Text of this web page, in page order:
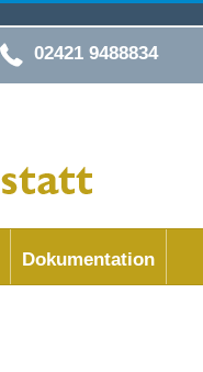
02421 9488834
Dokumentation